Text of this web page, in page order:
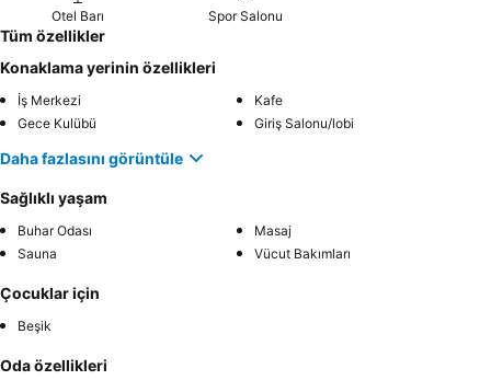
Otel Barı Spor Salonu
Tüm özellikler
Konaklama yerinin özellikleri
İş Merkezi
Kafe
Gece Kulübü
Giriş Salonu/lobi
Daha fazlasını görüntüle
Sağlıklı yaşam
Buhar Odası
Masaj
Sauna
Vücut Bakımları
Çocuklar için
Beşik
Oda özellikleri